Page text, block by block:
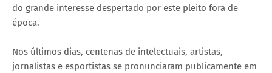
do grande interesse despertado por este pleito fora de
época.
Nos últimos dias, centenas de intelectuais, artistas,
jornalistas e esportistas se pronunciaram publicamente em